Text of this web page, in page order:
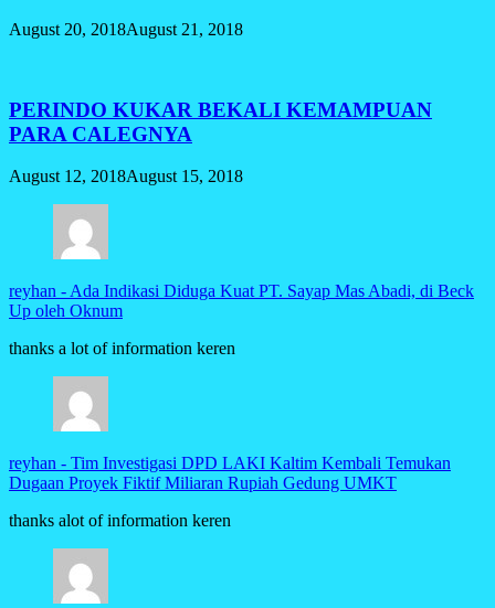
August 20, 2018August 21, 2018
PERINDO KUKAR BEKALI KEMAMPUAN
PARA CALEGNYA
August 12, 2018August 15, 2018
reyhan - Ada Indikasi Diduga Kuat PT. Sayap Mas Abadi, di Beck
Up oleh Oknum
thanks a lot of information keren
reyhan - Tim Investigasi DPD LAKI Kaltim Kembali Temukan
Dugaan Proyek Fiktif Miliaran Rupiah Gedung UMKT
thanks alot of information keren